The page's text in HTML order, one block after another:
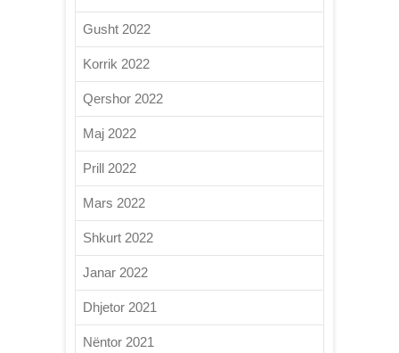
Gusht 2022
Korrik 2022
Qershor 2022
Maj 2022
Prill 2022
Mars 2022
Shkurt 2022
Janar 2022
Dhjetor 2021
Nëntor 2021